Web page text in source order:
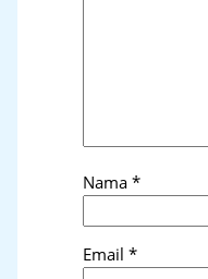
Nama*
Email*